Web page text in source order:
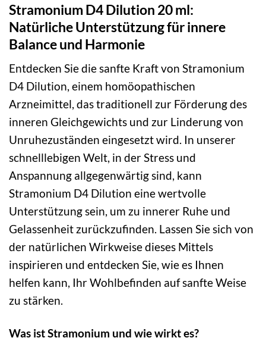
Stramonium D4 Dilution 20 ml:
Natürliche Unterstützung für innere
Balance und Harmonie
Entdecken Sie die sanfte Kraft von Stramonium
D4 Dilution, einem homöopathischen
Arzneimittel, das traditionell zur Förderung des
inneren Gleichgewichts und zur Linderung von
Unruhezuständen eingesetzt wird. In unserer
schnelllebigen Welt, in der Stress und
Anspannung allgegenwärtig sind, kann
Stramonium D4 Dilution eine wertvolle
Unterstützung sein, um zu innerer Ruhe und
Gelassenheit zurückzufinden. Lassen Sie sich von
der natürlichen Wirkweise dieses Mittels
inspirieren und entdecken Sie, wie es Ihnen
helfen kann, Ihr Wohlbefinden auf sanfte Weise
zu stärken.
Was ist Stramonium und wie wirkt es?